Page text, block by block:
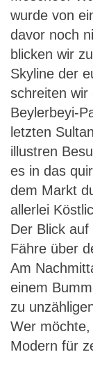
wurde von
davor noch
blicken wir
Skyline der
schreiten wir
Beylerbeyi-
letzten
illustren
es in das
dem Markt
allerlei
Der Blick
Fähre über
Am
einem
zu
Wer
Modern für